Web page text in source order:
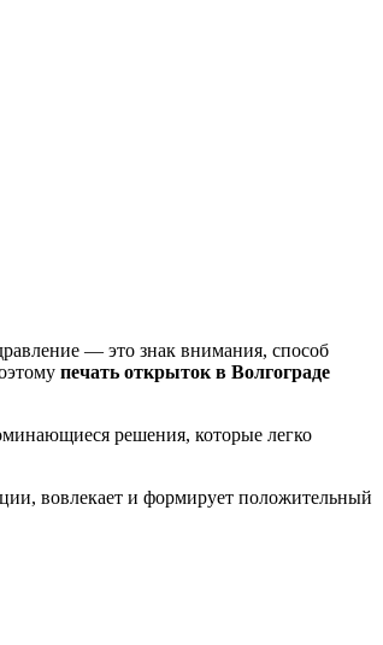
— это знак внимания, способ
печать открыток в Волгограде
решения, которые легко
вовлекает и формирует положительный